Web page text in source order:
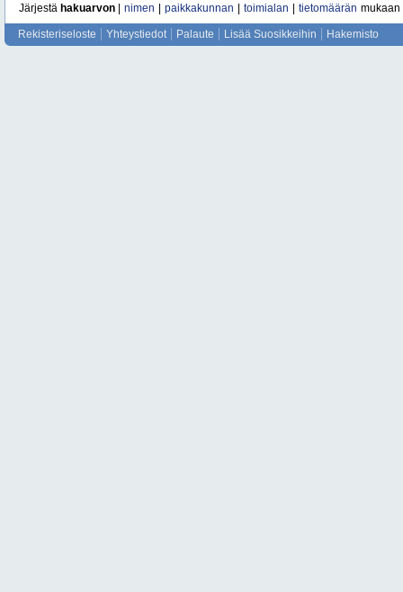
Järjestä hakuarvon nimen paikkakunnan toimialan tietomäärän mukaan
Rekisteriseloste Yhteystiedot Palaute Lisää Suosikkeihin Hakemisto